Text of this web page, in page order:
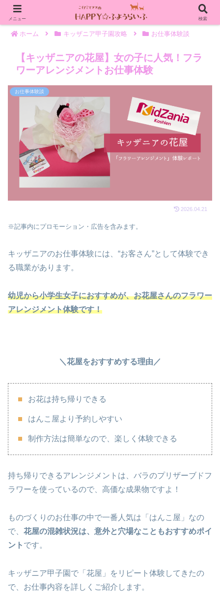
ホーム キッザニア甲子園攻略 お仕事体験談
【キッザニアの花屋】女の子に人気！フラ
ワーアレンジメントお仕事体験
お仕事体験談
2026.04.21
※記事内にプロモーション・広告を含みます。
キッザニアのお仕事体験には、“お客さん”として体験でき
る職業があります。
幼児から小学生女子におすすめが、お花屋さんのフラワー
アレンジメント体験です！
＼花屋をおすすめする理由／
お花は持ち帰りできる
はんこ屋より予約しやすい
制作方法は簡単なので、楽しく体験できる
持ち帰りできるアレンジメントは、バラのプリザーブドフ
ラワーを使っているので、高価な成果物ですよ！
ものづくりのお仕事の中で一番人気は「はんこ屋」なの
で、 花屋の混雑状況は、意外と穴場なこともおすすめポイ
ント です。
キッザニア甲子園で「花屋」をリピート体験してきたの
で、お仕事内容を詳しくご紹介します。
メニュー 検索